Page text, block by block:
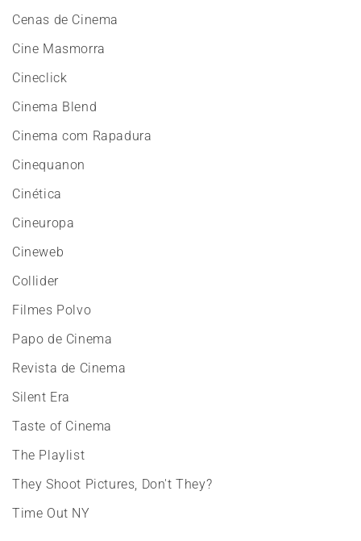
Cenas de Cinema
Cine Masmorra
Cineclick
Cinema Blend
Cinema com Rapadura
Cinequanon
Cinética
Cineuropa
Cineweb
Collider
Filmes Polvo
Papo de Cinema
Revista de Cinema
Silent Era
Taste of Cinema
The Playlist
They Shoot Pictures, Don't They?
Time Out NY